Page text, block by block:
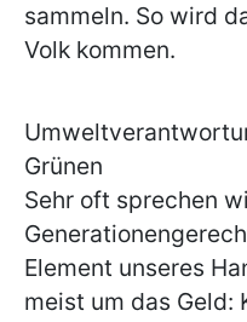
sammeln. So wird
Volk kommen.
Grünen
Sehr oft sprechen
Element unseres
meist um das Geld: